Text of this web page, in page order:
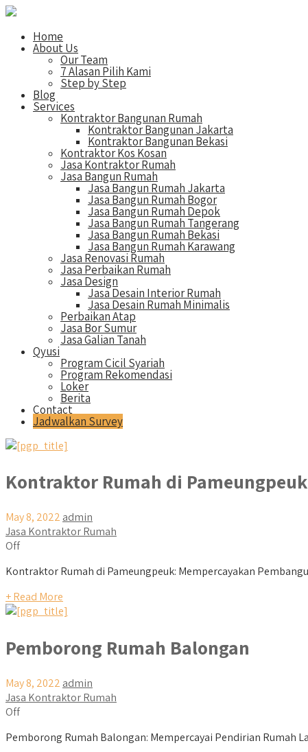
Home
About Us
Our Team
7 Alasan Pilih Kami
Step by Step
Blog
Services
Kontraktor Bangunan Rumah
Kontraktor Bangunan Jakarta
Kontraktor Bangunan Bekasi
Kontraktor Kos Kosan
Jasa Kontraktor Rumah
Jasa Bangun Rumah
Jasa Bangun Rumah Jakarta
Jasa Bangun Rumah Bogor
Jasa Bangun Rumah Depok
Jasa Bangun Rumah Tangerang
Jasa Bangun Rumah Bekasi
Jasa Bangun Rumah Karawang
Jasa Renovasi Rumah
Jasa Perbaikan Rumah
Jasa Design
Jasa Desain Interior Rumah
Jasa Desain Rumah Minimalis
Perbaikan Atap
Jasa Bor Sumur
Jasa Galian Tanah
Qyusi
Program Cicil Syariah
Program Rekomendasi
Loker
Berita
Contact
Jadwalkan Survey
Kontraktor Rumah di Pameungpeuk
May 8, 2022 admin
Jasa Kontraktor Rumah
Off
Kontraktor Rumah di Pameungpeuk: Mempercayakan
+ Read More
Pemborong Rumah Balongan
May 8, 2022 admin
Jasa Kontraktor Rumah
Off
Pemborong Rumah Balongan: Mempercayai Pendirian Rumah